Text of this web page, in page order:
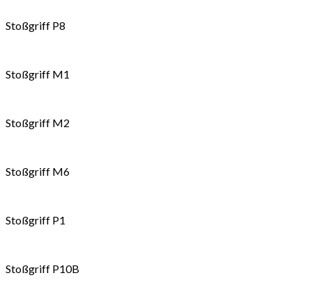
Stoßgriff P8
Stoßgriff M1
Stoßgriff M2
Stoßgriff M6
Stoßgriff P1
Stoßgriff P10B